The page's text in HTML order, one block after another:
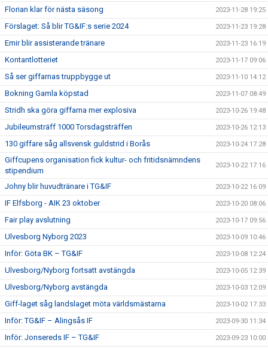
Florian klar för nästa säsong 2023-11-28 19:25
Förslaget: Så blir TG&IF:s serie 2024 2023-11-23 19:28
Emir blir assisterande tränare 2023-11-23 16:19
Kontantlotteriet 2023-11-17 09:06
Så ser giffarnas truppbygge ut 2023-11-10 14:12
Bokning Gamla köpstad 2023-11-07 08:49
Stridh ska göra giffarna mer explosiva 2023-10-26 19:48
Jubileumsträff 1000 Torsdagsträffen 2023-10-26 12:13
130 giffare såg allsvensk guldstrid i Borås 2023-10-24 17:28
Giffcupens organisation fick kultur- och fritidsnämndens
stipendium
2023-10-22 17:16
Johny blir huvudtränare i TG&IF 2023-10-22 16:09
IF Elfsborg - AIK 23 oktober 2023-10-20 08:06
Fair play avslutning 2023-10-17 09:56
Ulvesborg Nyborg 2023 2023-10-09 10:46
Inför: Göta BK – TG&IF 2023-10-08 12:24
Ulvesborg/Nyborg fortsatt avstängda 2023-10-05 12:39
Ulvesborg/Nyborg avstängda 2023-10-03 12:09
Giff-laget såg landslaget möta världsmästarna 2023-10-02 17:33
Inför: TG&IF – Alingsås IF 2023-09-30 11:34
Inför: Jonsereds IF – TG&IF 2023-09-23 10:00